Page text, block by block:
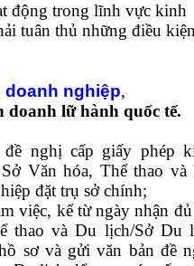
động trong lĩnh vực kinh
tuân thủ những điều
doanh nghiệp,
doanh lữ hành quốc tế.
nghị cấp giấy phép
Văn hóa, Thể thao và
đặt trụ sở chính;
việc, kể từ ngày nhận
thao và Du lịch/Sở Du
sơ và gửi văn bản đề